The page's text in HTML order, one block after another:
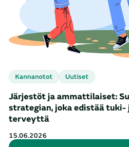
Kannanotot Uutiset
Järjestöt ja ammattilaiset:
strategian, joka edistää
terveyttä
15.06.2026